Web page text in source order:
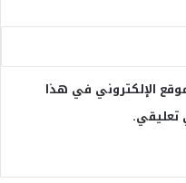
الإلكتروني في هذا
تعليقي.